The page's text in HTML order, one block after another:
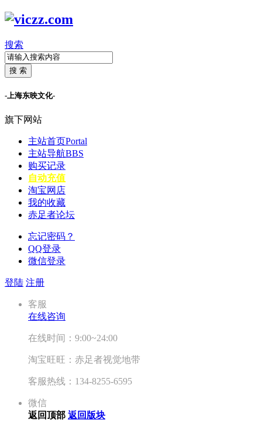
搜索
搜 索
-上海东映文化-
旗下网站
主站首页Portal
主站导航BBS
购买记录
自动充值
淘宝网店
我的收藏
赤足者论坛
忘记密码？
QQ登录
微信登录
登陆 注册
客服
在线咨询
在线时间：9:00~24:00
淘宝旺旺：赤足者视觉地带
客服热线：134-8255-6595
微信
返回顶部 返回版块